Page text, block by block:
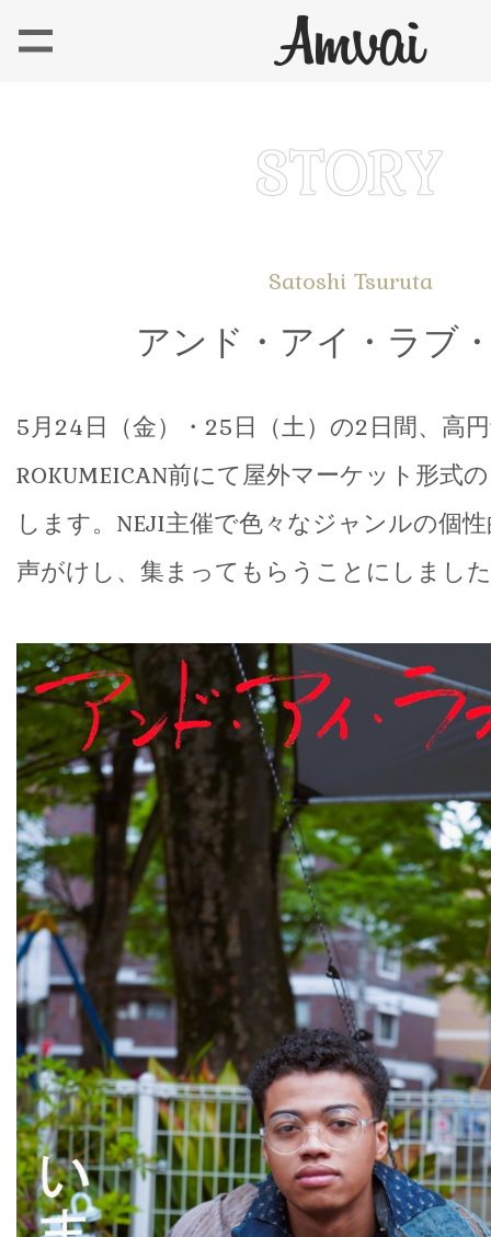
Satoshi Tsuruta
アンド・アイ・ラブ
5月24日（金）・25日（土）の2日間、高
ROKUMEICAN前にて屋外マーケット形式
します。NEJI主催で色々なジャンルの個
声がけし、集まってもらうことにしまし